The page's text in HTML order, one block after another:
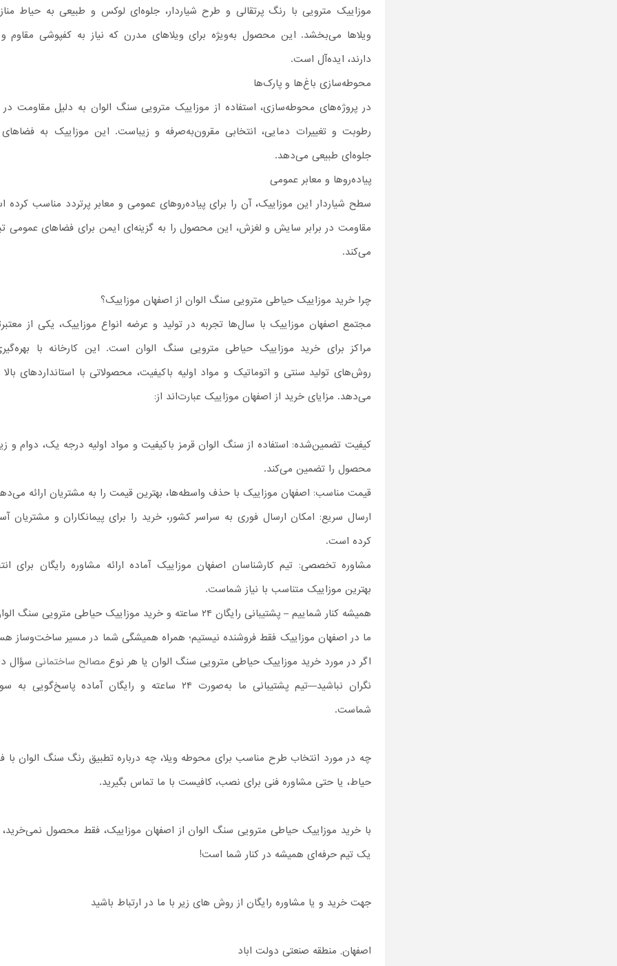
موزاییک مترویی با رنگ پرتقالی و طرح شیاردار، جلوه‌ای لوکس و طبیعی به حیاط
ویلاها می‌بخشد. این محصول به‌ویژه برای ویلاهای مدرن که نیاز به کفپوشی مقاوم و
دارند، ایده‌آل است.
محوطه‌سازی باغ‌ها و پارک‌ها
در پروژه‌های محوطه‌سازی، استفاده از موزاییک مترویی سنگ الوان به دلیل مقاومت در
رطوبت و تغییرات دمایی، انتخابی مقرون‌به‌صرفه و زیباست. این موزاییک به
جلوه‌ای طبیعی می‌دهد.
پیاده‌روها و معابر عمومی
سطح شیاردار این موزاییک، آن را برای پیاده‌روهای عمومی و معابر پرتردد مناسب کرده
مقاومت در برابر سایش و لغزش، این محصول را به گزینه‌ای ایمن برای فضاهای عمومی
می‌کند.
چرا خرید موزاییک حیاطی مترویی سنگ الوان از اصفهان موزاییک؟
مجتمع اصفهان موزاییک با سال‌ها تجربه در تولید و عرضه انواع موزاییک، یکی از
مراکز برای خرید موزاییک حیاطی مترویی سنگ الوان است. این کارخانه با
روش‌های تولید سنتی و اتوماتیک و مواد اولیه باکیفیت، محصولاتی با استانداردهای بالا
می‌دهد. مزایای خرید از اصفهان موزاییک عبارت‌اند از:
کیفیت تضمین‌شده: استفاده از سنگ الوان قرمز باکیفیت و مواد اولیه درجه یک، دوام و
محصول را تضمین می‌کند.
قیمت مناسب: اصفهان موزاییک با حذف واسطه‌ها، بهترین قیمت را به مشتریان ارائه
ارسال سریع: امکان ارسال فوری به سراسر کشور، خرید را برای پیمانکاران و مشتریان
کرده است.
مشاوره تخصصی: تیم کارشناسان اصفهان موزاییک آماده ارائه مشاوره رایگان برای
بهترین موزاییک متناسب با نیاز شماست.
همیشه کنار شماییم – پشتیبانی رایگان ۲۴ ساعته و خرید موزاییک حیاطی مترویی سنگ الوان
ما در اصفهان موزاییک فقط فروشنده نیستیم؛ همراه همیشگی شما در مسیر ساخت‌وساز
اگر در مورد خرید موزاییک حیاطی مترویی سنگ الوان یا هر نوع مصالح ساختمانی سؤال
نگران نباشید—تیم پشتیبانی ما به‌صورت ۲۴ ساعته و رایگان آماده پاسخ‌گویی
شماست.
چه در مورد انتخاب طرح مناسب برای محوطه ویلا، چه درباره تطبیق رنگ سنگ الوان با
حیاط، یا حتی مشاوره فنی برای نصب، کافیست با ما تماس بگیرید.
با خرید موزاییک حیاطی مترویی سنگ الوان از اصفهان موزاییک، فقط محصول نمی‌خرید،
یک تیم حرفه‌ای همیشه در کنار شما است!
جهت خرید و یا مشاوره رایگان از روش های زیر با ما در ارتباط باشید
اصفهان, منطقه صنعتی دولت اباد